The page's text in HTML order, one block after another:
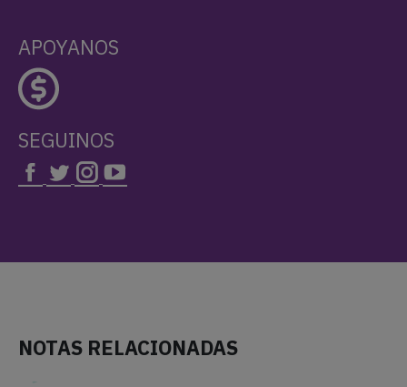
APOYANOS
SEGUINOS
NOTAS RELACIONADAS